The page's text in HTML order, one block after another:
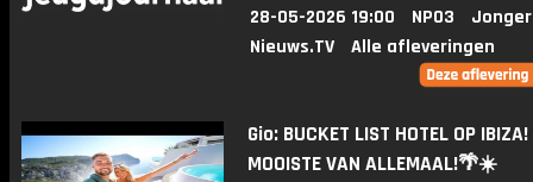
28-05-2026 19:00 NPO3
Nieuws.TV
Alle afleveringen
Gio: BUCKET LIST HOTEL OP IBIZA!
MOOISTE VAN ALLEMAAL!🌴☀️